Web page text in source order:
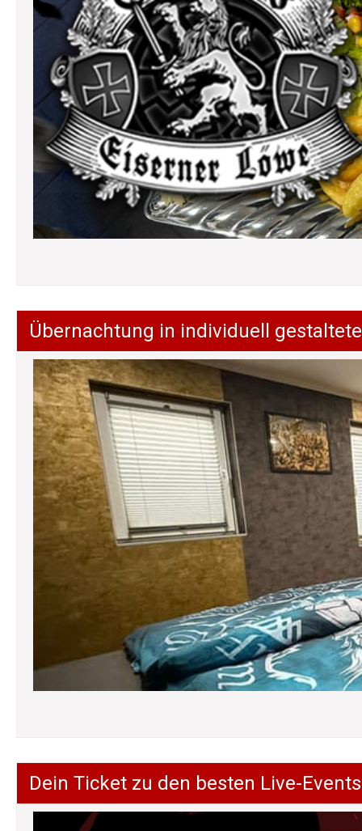
Übernachtung in individuell
Dein Ticket zu den besten Live-Events